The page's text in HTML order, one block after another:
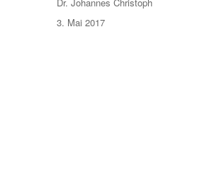
Dr. Johannes Christoph
Veröffentlicht
3. Mai 2017